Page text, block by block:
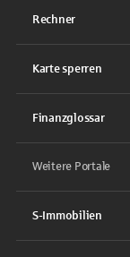
Rechner
Karte sperren
Finanzglossar
Weitere Portale
S-Immobilien